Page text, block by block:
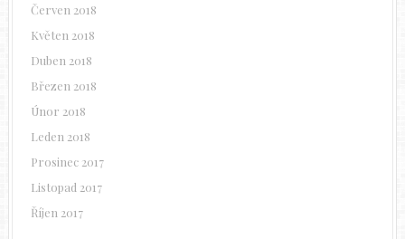
Červen 2018
Květen 2018
Duben 2018
Březen 2018
Únor 2018
Leden 2018
Prosinec 2017
Listopad 2017
Říjen 2017